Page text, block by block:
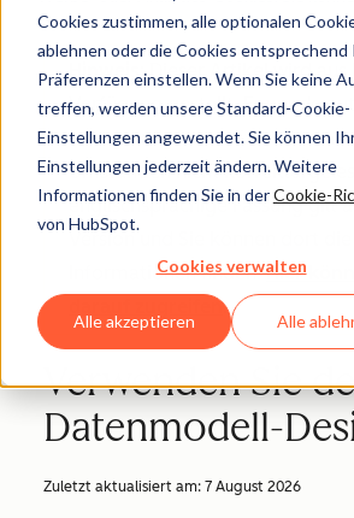
Cookies zustimmen, alle optionalen
ablehnen oder die Cookies entsprechend
Präferenzen einstellen. Wenn Sie keine
treffen, werden unsere Standard-Cookie-
Einstellungen angewendet. Sie können
Einstellungen jederzeit ändern. Weitere
Informationen finden Sie in derCookie-
von HubSpot.
Cookies verwalten
Alle akzeptieren Alle
: Dieser Artikel wird aus
Verfügung gestellt.Er wurde
mit einer Software übersetzt
Umständen nicht
englischsprachige Fassung gilt
Version und Sie können dort die
Informationen finden.Hier
darauf zugreifen.
Verwenden Sie
Datenmodell-
Zuletzt aktualisiert am: 7 August 2026